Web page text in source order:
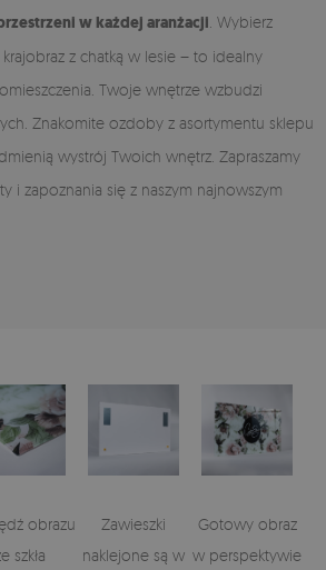
w każdej aranżacji . Wybierz
z chatką w lesie – to idealny
Twoje wnętrze wzbudzi
Znakomite ozdoby z asortymentu sklepu
wystrój Twoich wnętrz. Zapraszamy
i zapoznania się z naszym najnowszym
obrazu
szkła
Zawieszki
naklejone są w
Gotowy obraz
w perspektywie